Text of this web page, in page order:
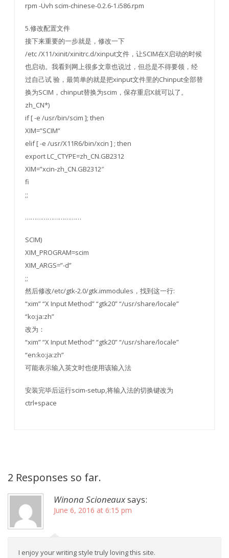
rpm -Uvh scim-chinese-0.2.6-1.i586.rpm
5.修改配置文件
接下来重要的一步就是，修改一下
/etc /X11/xinit/xinitrc.d/xinput文件，让SCIM在X启动的时候
也启动。我看到网上很多文章也说过，但总是不得要领，经
过自己试 验，最简单的就是把xinput文件里的Chinput全部替
换为SCIM，chinput替换为scim，保存重启X就可以了。
zh_CN*)
if [ -e /usr/bin/scim ]; then
XIM=”SCIM”
elif [ -e /usr/X11R6/bin/xcin ] ; then
export LC_CTYPE=zh_CN.GB2312
XIM=”xcin-zh_CN.GB2312″
fi
;;
…………………………
SCIM)
XIM_PROGRAM=scim
XIM_ARGS=”-d”
;;
然后修改/etc/gtk-2.0/gtk.immodules，找到这一行:
“xim” “X Input Method” “gtk20” “/usr/share/locale”
“ko:ja:zh”
改为：
“xim” “X Input Method” “gtk20” “/usr/share/locale”
“en:ko:ja:zh”
可能表示输入英文时也使用该输入法
安装完毕后运行scim-setup,将输入法的切换键改为
ctrl+space
2 Responses so far.
Winona Scioneauxsays:
June 6, 2016 at 6:15 pm
I enjoy your writing style truly loving this site.